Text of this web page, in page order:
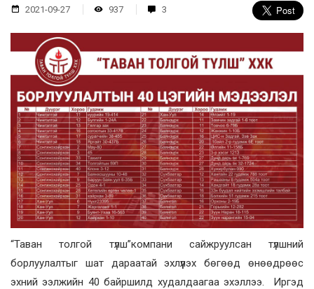
2021-09-27 937 3
“Таван толгой түлш”компани сайжруулсан түлшний
борлуулалтыг шат дараатай эхлүүлэх бөгөөд өнөөдрөөс
эхний ээлжийн 40 байршилд худалдаагаа эхэллээ. Иргэд